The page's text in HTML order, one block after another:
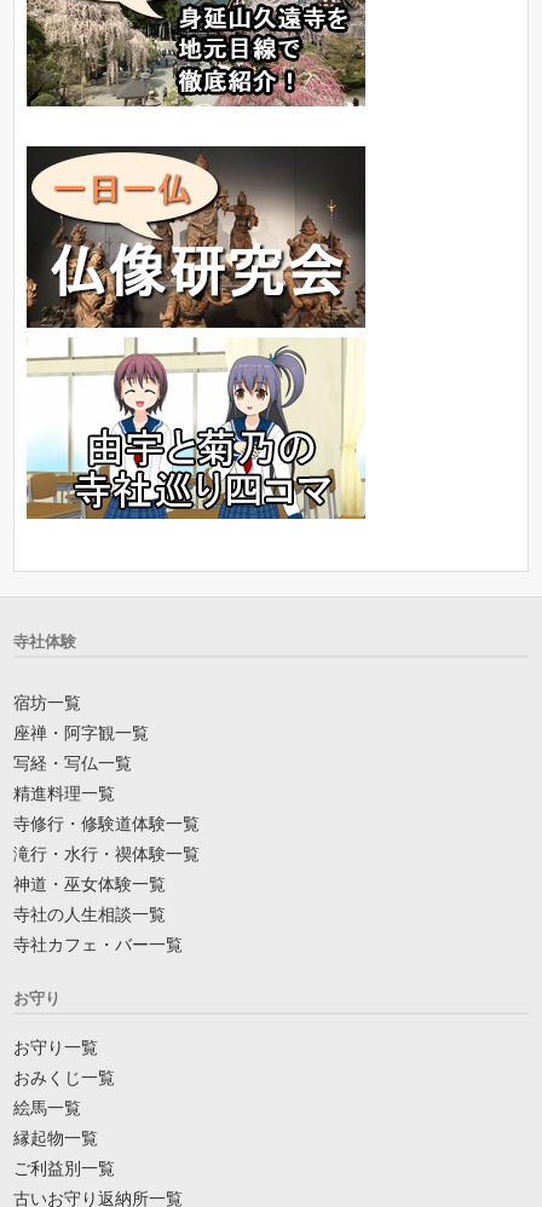
寺社体験
宿坊一覧
座禅・阿字観一覧
写経・写仏一覧
精進料理一覧
寺修行・修験道体験一覧
滝行・水行・禊体験一覧
神道・巫女体験一覧
寺社の人生相談一覧
寺社カフェ・バー一覧
お守り
お守り一覧
おみくじ一覧
絵馬一覧
縁起物一覧
ご利益別一覧
古いお守り返納所一覧